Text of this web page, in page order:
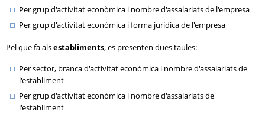
Per grup d'activitat econòmica i nombre d'assalariats de l'empresa
Per grup d'activitat econòmica i forma jurídica de l'empresa
Pel que fa alsestabliments, es presenten dues taules:
Per sector, branca d'activitat econòmica i nombre d'assalariats de
l'establiment
Per grup d'activitat econòmica i nombre d'assalariats de
l'establiment